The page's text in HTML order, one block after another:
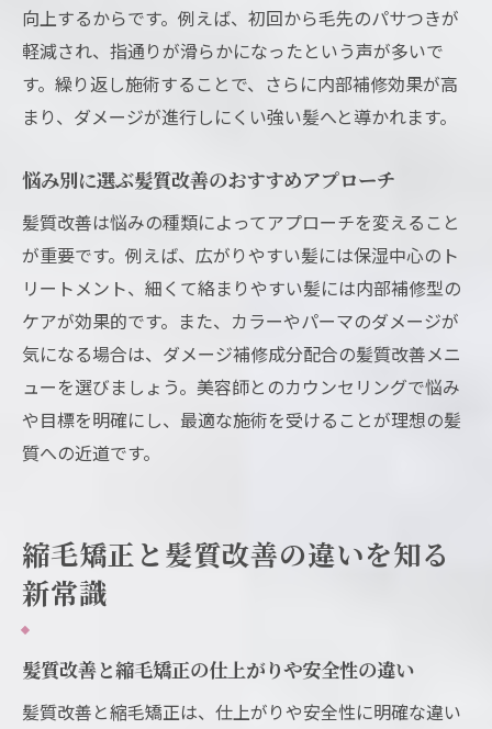
向上するからです。例えば、初回から毛先のパサつきが
軽減され、指通りが滑らかになったという声が多いで
す。繰り返し施術することで、さらに内部補修効果が高
まり、ダメージが進行しにくい強い髪へと導かれます。
悩み別に選ぶ髪質改善のおすすめアプローチ
髪質改善は悩みの種類によってアプローチを変えること
が重要です。例えば、広がりやすい髪には保湿中心のト
リートメント、細くて絡まりやすい髪には内部補修型の
ケアが効果的です。また、カラーやパーマのダメージが
気になる場合は、ダメージ補修成分配合の髪質改善メニ
ューを選びましょう。美容師とのカウンセリングで悩み
や目標を明確にし、最適な施術を受けることが理想の髪
質への近道です。
縮毛矯正と髪質改善の違いを知る
新常識
髪質改善と縮毛矯正の仕上がりや安全性の違い
髪質改善と縮毛矯正は、仕上がりや安全性に明確な違い